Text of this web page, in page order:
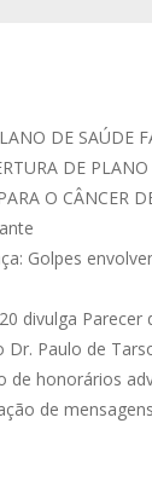
DE SAÚDE
DE
O CÂNCER
Golpes
divulga Parecer
Dr. Paulo de
de honorários
de